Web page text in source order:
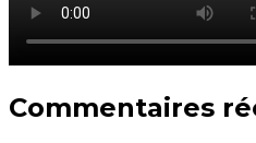
Commentaires